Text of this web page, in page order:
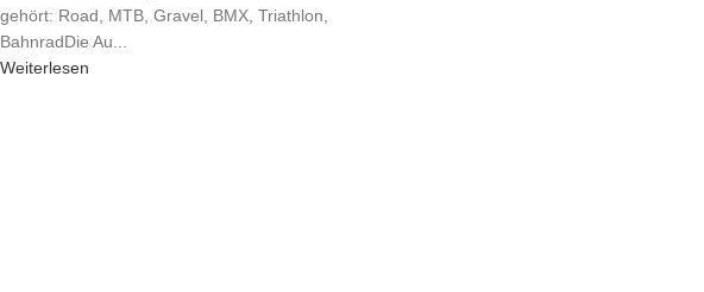
gehört: Road, MTB, Gravel, BMX, Triathlon,
BahnradDie Au...
Weiterlesen